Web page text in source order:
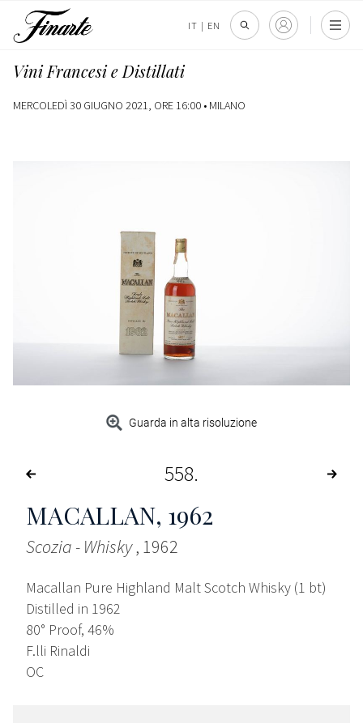
IT | EN
Vini Francesi e Distillati
MERCOLEDÌ 30 GIUGNO 2021, ORE 16:00 • MILANO
Guarda in alta risoluzione
558
MACALLAN, 1962
Scozia - Whisky, 1962
Macallan Pure Highland Malt Scotch Whisky (1 bt)
Distilled in 1962
80° Proof, 46%
F.lli Rinaldi
OC